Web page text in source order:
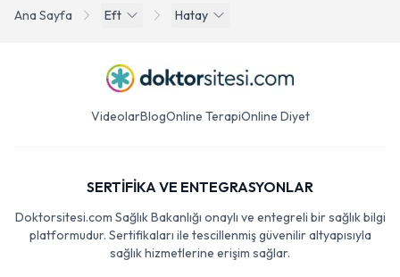
Ana Sayfa Eft Hatay
VideolarBlogOnline TerapiOnline Diyet
SERTİFİKA VE ENTEGRASYONLAR
Doktorsitesi.com Sağlık Bakanlığı onaylı ve entegreli bir sağlık bilgi
platformudur. Sertifikaları ile tescillenmiş güvenilir altyapısıyla
sağlık hizmetlerine erişim sağlar.